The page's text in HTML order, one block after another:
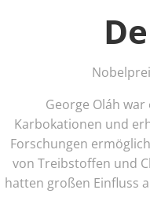
George Oláh
Karbokationen und
Forschungen
von Treibstoffen und
hatten großen Einfluss